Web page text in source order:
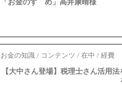
「お金のすゝめ」高井康晴様
【大中さん登場】税理士さん活用
お金の知識 / コンテンツ / 在中 / 経費